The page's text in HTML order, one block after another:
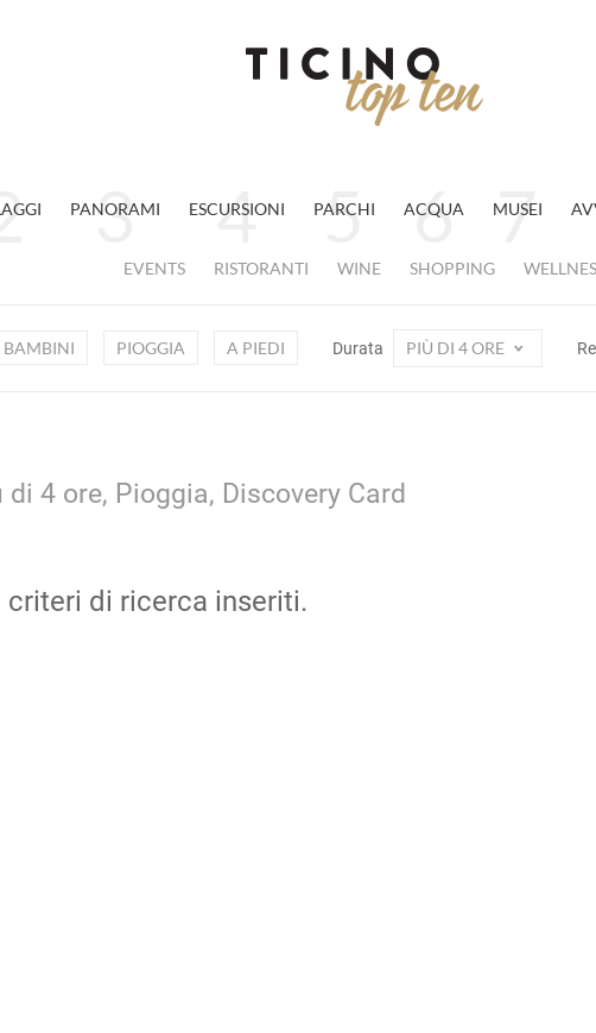
PANORAMI ESCURSIONI PARCHI ACQUA MUSEI
EVENTS RISTORANTI WINE SHOPPING
BAMBINI PIOGGIA A PIEDI Durata PIÙ DI 4 ORE
4 ore, Pioggia, Discovery Card
di ricerca inseriti.